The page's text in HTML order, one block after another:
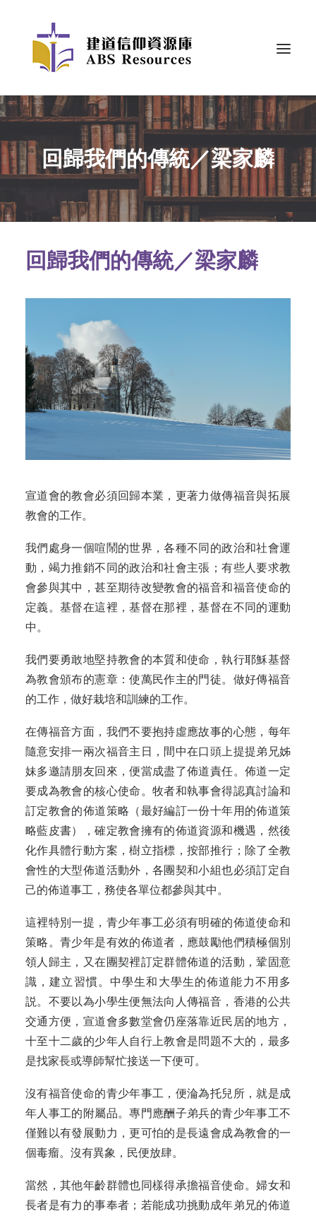
回歸我們的傳統／梁家麟
回歸我們的傳統／梁家麟
宣道會的教會必須回歸本業，更著力做傳福音與拓展
教會的工作。
我們處身一個喧鬧的世界，各種不同的政治和社會運
動，竭力推銷不同的政治和社會主張；有些人要求教
會參與其中，甚至期待改變教會的福音和福音使命的
定義。基督在這裡，基督在那裡，基督在不同的運動
中。
我們要勇敢地堅持教會的本質和使命，執行耶穌基督
為教會頒布的憲章：使萬民作主的門徒。做好傳福音
的工作，做好栽培和訓練的工作。
在傳福音方面，我們不要抱持虛應故事的心態，每年
隨意安排一兩次福音主日，間中在口頭上提提弟兄姊
妹多邀請朋友回來，便當成盡了佈道責任。佈道一定
要成為教會的核心使命。牧者和執事會得認真討論和
訂定教會的佈道策略（最好編訂一份十年用的佈道策
略藍皮書），確定教會擁有的佈道資源和機遇，然後
化作具體行動方案，樹立指標，按部推行；除了全教
會性的大型佈道活動外，各團契和小組也必須訂定自
己的佈道事工，務使各單位都參與其中。
這裡特別一提，青少年事工必須有明確的佈道使命和
策略。青少年是有效的佈道者，應鼓勵他們積極個別
領人歸主，又在團契裡訂定群體佈道的活動，鞏固意
識，建立習慣。中學生和大學生的佈道能力不用多
説。不要以為小學生便無法向人傳福音，香港的公共
交通方便，宣道會多數堂會仍座落靠近民居的地方，
十至十二歲的少年人自行上教會是問題不大的，最多
是找家長或導師幫忙接送一下便可。
沒有福音使命的青少年事工，便淪為托兒所，就是成
年人事工的附屬品。專門應酬子弟兵的青少年事工不
僅難以有發展動力，更可怕的是長遠會成為教會的一
個毒瘤。沒有異象，民便放肆。
當然，其他年齡群體也同樣得承擔福音使命。婦女和
長者是有力的事奉者；若能成功挑動成年弟兄的佈道